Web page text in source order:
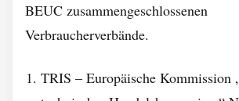
BEUC zusammengeschlossenen
Verbraucherverbände.
TRIS – Europäische Kommission